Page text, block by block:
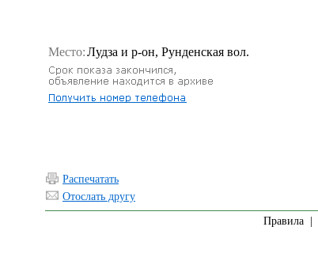
Место:Лудза и р-он, Рунденская вол.
Распечатать
Отослать другу
Правила|